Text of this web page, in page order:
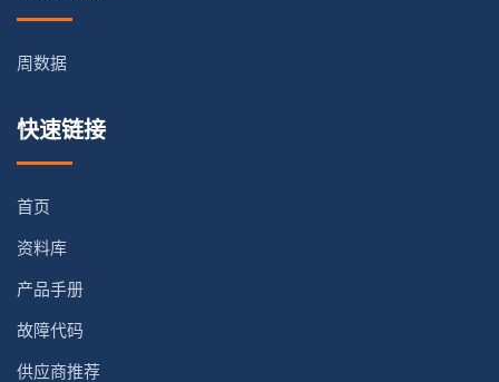
周数据
快速链接
首页
资料库
产品手册
故障代码
供应商推荐